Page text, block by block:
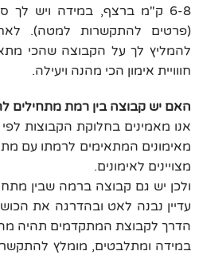
6-8 ק"מ ברצף, במידה ויש
(פרטים להתקשרות למטה).
להמליץ לך על הקבוצה שהכי
חווויית אימון הכי מהנה ויעילה.
האם יש קבוצה בין רמת מתחילים
אנו מאמינים בחלוקת הקבוצות
מאימונים המתאימים לרמתו עם
מצויינים לאימונים.
ולכן יש גם קבוצה ברמה שבין
עדיין נבנה לאט ובהדרגה את
הדרך לקבוצת המתקדמים תהיה
במידה ומתלבטים, מומלץ להתקשר